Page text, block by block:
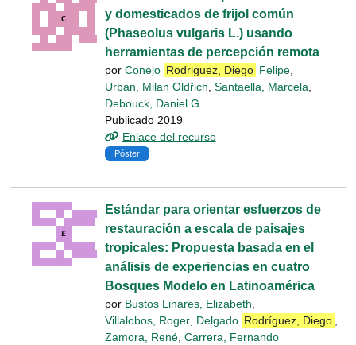
y domesticados de frijol común
(Phaseolus vulgaris L.) usando
herramientas de percepción remota
por Conejo Rodriguez, Diego Felipe,
Urban, Milan Oldřich Santaella, Marcela
Debouck, Daniel G.
Publicado 2019
Enlace del recurso
Póster
Estándar para orientar esfuerzos de
restauración a escala de paisajes
tropicales: Propuesta basada en el
análisis de experiencias en cuatro
Bosques Modelo en Latinoamérica
por Bustos Linares, Elizabeth,
Villalobos, Roger, Delgado Rodríguez, Diego ,
Zamora, René, Carrera, Fernando